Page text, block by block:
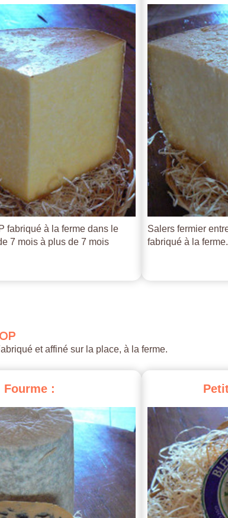
fabriqué à la ferme dans le
7 mois à plus de 7 mois
Salers fermier
fabriqué à la ferme.
et affiné sur la place, à la ferme.
Fourme :